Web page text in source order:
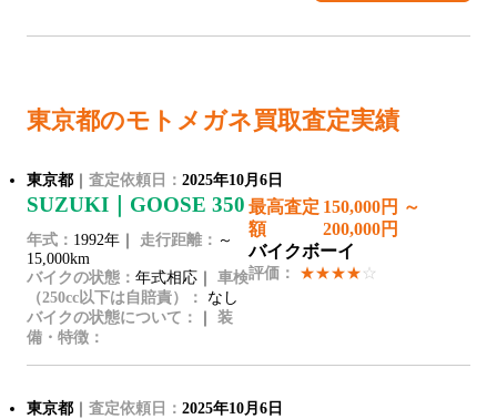
東京都のモトメガネ買取査定実績
東京都 ｜ 査定依頼日： 2025年10月6日
SUZUKI｜GOOSE 350
年式： 1992年｜ 走行距離： ～
15,000km
バイクの状態： 年式相応｜ 車検
（250cc以下は自賠責）：
なし
バイクの状態について：
｜ 装
備・特徴：
最高査定
額
150,000円 ～
200,000円
バイクボーイ
評価： ★★★★ ☆
東京都 ｜ 査定依頼日： 2025年10月6日